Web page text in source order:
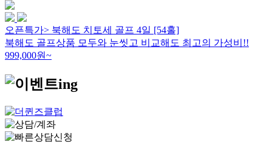
오픈특가> 북해도 치토세 골프 4일 [54홀]
북해도 골프상품 모두와 눈씻고 비교해도 최고의 가성비!!
999,000원~